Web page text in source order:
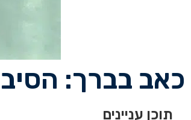
כאב בברך:
תוכן עניינים